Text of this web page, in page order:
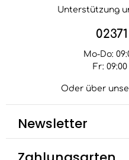
Unterstützung
Mo-Do:
Fr:
Oder über
Newsletter